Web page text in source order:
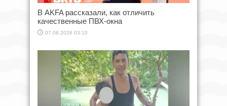
В AKFA рассказали, как отличить
качественные ПВХ-окна
07.08.2026 03:10